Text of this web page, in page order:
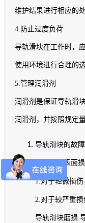
维护结果进行相应的
4. 防止过度负荷
导轨滑块在工作时，
使用环境进行合理的
5.管理润滑剂
润滑剂是保证导轨滑
润滑剂，并按照规定
导轨滑块的故
导轨滑块表面
1.对于轻微损伤
2.对于较严重损
导轨滑块磨损